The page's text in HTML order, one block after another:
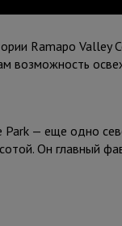
Ramapo
возможность
— еще одно
Он главный